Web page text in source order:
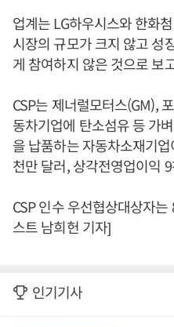
업계는 LG하우시스와 한화
시장의 규모가 크지 않고 성
게 참여하지 않은 것으로 보
CSP는 제너럴모터스(GM),
동차기업에 탄소섬유 등 가
을 납품하는 자동차소재기
천만 달러, 상각전영업이익
CSP 인수 우선협상대상자
스트 남희헌 기자]
인기기사